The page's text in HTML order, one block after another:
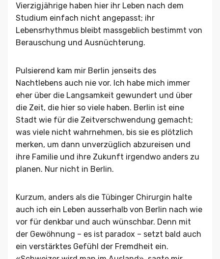
Vierzigjährige haben hier ihr Leben nach dem
Studium einfach nicht angepasst; ihr
Lebensrhythmus bleibt massgeblich bestimmt von
Berauschung und Ausnüchterung.
Pulsierend kam mir Berlin jenseits des
Nachtlebens auch nie vor. Ich habe mich immer
eher über die Langsamkeit gewundert und über
die Zeit, die hier so viele haben. Berlin ist eine
Stadt wie für die Zeitverschwendung gemacht;
was viele nicht wahrnehmen, bis sie es plötzlich
merken, um dann unverzüglich abzureisen und
ihre Familie und ihre Zukunft irgendwo anders zu
planen. Nur nicht in Berlin.
Kurzum, anders als die Tübinger Chirurgin halte
auch ich ein Leben ausserhalb von Berlin nach wie
vor für denkbar und auch wünschbar. Denn mit
der Gewöhnung – es ist paradox – setzt bald auch
ein verstärktes Gefühl der Fremdheit ein.